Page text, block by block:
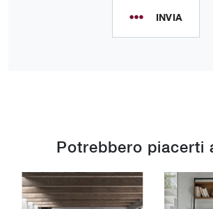
INVIA
Potrebbero piacerti